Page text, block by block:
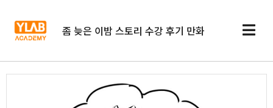
좀 늦은 이밤 스토리 수강 후기 만화